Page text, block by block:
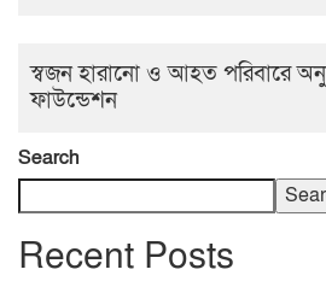
স্বজন হারানো ও আহত পরিবারে
ফাউন্ডেশন
Search
Recent Posts